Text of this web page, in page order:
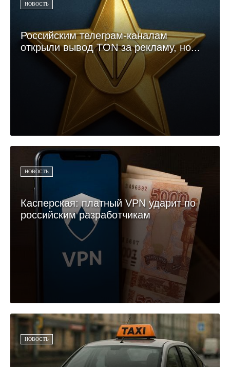
НОВОСТЬ
Российским телеграм-каналам
открыли вывод TON за рекламу, но...
НОВОСТЬ
Касперская: платный VPN ударит по
российским разработчикам
НОВОСТЬ